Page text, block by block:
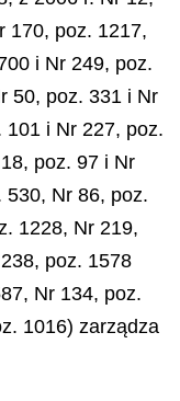
170, poz. 1217,
i Nr 249, poz.
50, poz. 331 i Nr
101 i Nr 227, poz.
poz. 97 i Nr
530, Nr 86, poz.
1228, Nr 219,
poz. 1578
Nr 134, poz.
1016) zarządza